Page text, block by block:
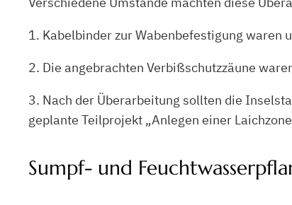
1. Kabelbinder zur Wabenbefestigung waren
2. Die angebrachten Verbißschutzzäune
3. Nach der Überarbeitung sollten die
geplante Teilprojekt „Anlegen einer
Sumpf- und